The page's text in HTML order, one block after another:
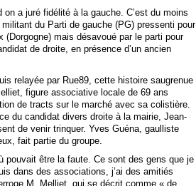
a juré fidélité à la gauche. C’est du moins
du Parti de gauche (PG) pressenti pour
mais désavoué par le parti pour
de droite, en présence d’un ancien
relayée par Rue89, cette histoire saugrenue
figure associative locale de 69 ans
de tracts sur le marché avec sa colistière.
du candidat divers droite à la mairie, Jean-
de venir trinquer. Yves Guéna, gaulliste
fait partie du groupe.
être la faute. Ce sont des gens que je
dans des associations, j’ai des amitiés
M. Melliet, qui se décrit comme « de